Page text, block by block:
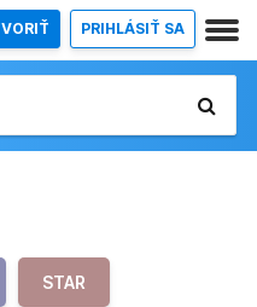
PRIHLÁSIŤ SA
STAR